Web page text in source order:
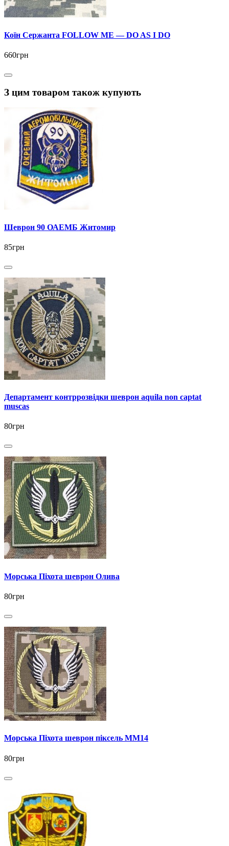
Коїн Сержанта FOLLOW ME — DO AS I DO
660грн
З цим товаром також купують
Шеврон 90 ОАЕМБ Житомир
85грн
Департамент контррозвідки шеврон aquila non captat
muscas
80грн
Морська Піхота шеврон Олива
80грн
Морська Піхота шеврон піксель ММ14
80грн